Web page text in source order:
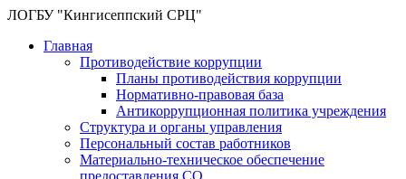
ЛОГБУ "Кингисеппский СРЦ"
Главная
Противодействие коррупции
Планы противодействия коррупции
Нормативно-правовая база
Антикоррупционная политика учреждения
Структура и органы управления
Персональный состав работников
Материально-техническое обеспечение
предоставления СО